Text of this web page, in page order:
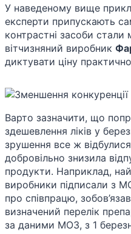
У наведеному вище
експерти припускають
контрастні засоби
вітчизняний виробник
диктувати ціну
Варто зазначити, що
здешевлення ліків у
зрушення все ж
добровільно знизила
продукти. Наприклад,
виробники підписали з
про співпрацю,
визначений перелік
за даними МОЗ, з 1